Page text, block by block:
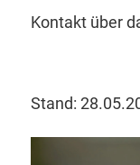
Kontakt über
Stand: